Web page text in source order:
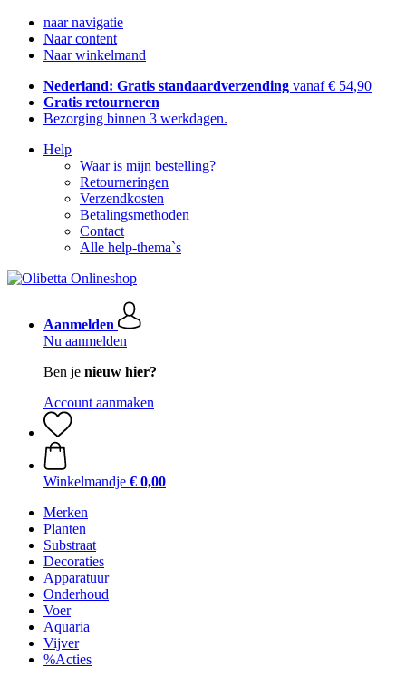
naar navigatie
Naar content
Naar winkelmand
Nederland: Gratis standaardverzending vanaf € 54,90
Gratis retourneren
Bezorging binnen 3 werkdagen.
Help
Waar is mijn bestelling?
Retourneringen
Verzendkosten
Betalingsmethoden
Contact
Alle help-thema`s
Aanmelden
Nu aanmelden
Ben je nieuw hier?
Account aanmaken
Winkelmandje € 0,00
Merken
Planten
Substraat
Decoraties
Apparatuur
Onderhoud
Voer
Aquaria
Vijver
%Acties